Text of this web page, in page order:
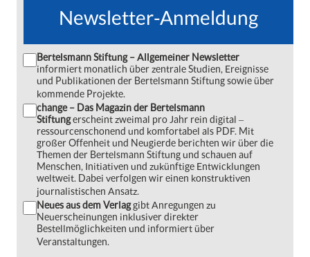
Newsletter-Anmeldung
Bertelsmann Stiftung – Allgemeiner Newsletter
informiert monatlich über zentrale Studien, Ereignisse
und Publikationen der Bertelsmann Stiftung sowie über
kommende Projekte.
change – Das Magazin der Bertelsmann
Stiftungerscheint zweimal pro Jahr rein digital ‒
ressourcenschonend und komfortabel als PDF. Mit
großer Offenheit und Neugierde berichten wir über die
Themen der Bertelsmann Stiftung und schauen auf
Menschen, Initiativen und zukünftige Entwicklungen
weltweit. Dabei verfolgen wir einen konstruktiven
journalistischen Ansatz.
Neues aus dem Verlaggibt Anregungen zu
Neuerscheinungen inklusiver direkter
Bestellmöglichkeiten und informiert über
Veranstaltungen.